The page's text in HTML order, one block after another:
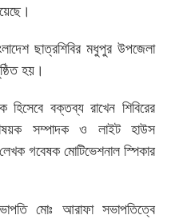
ছাত্রশিবির মধুপুর উপজেলা
হয়।
হিসেবে বক্তব্য রাখেন শিবিরের
সম্পাদক ও লাইট হাউস
গবেষক মোটিভেশনাল স্পিকার
মোঃ আরাফা সভাপতিত্বে